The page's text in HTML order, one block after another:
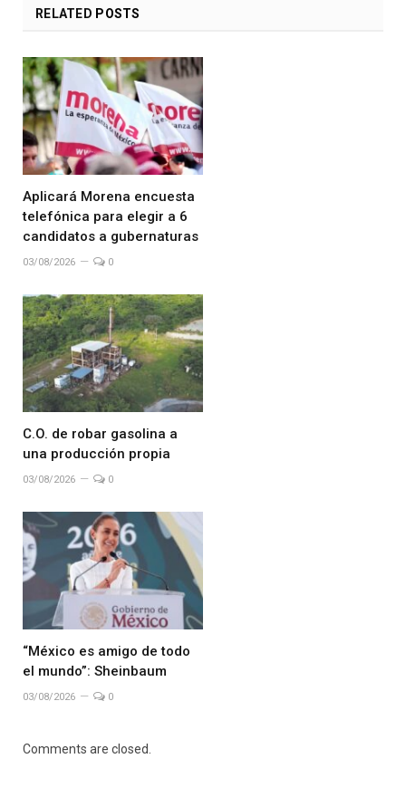
RELATED POSTS
Aplicará Morena encuesta
telefónica para elegir a 6
candidatos a gubernaturas
03/08/2026 0
C.O. de robar gasolina a
una producción propia
03/08/2026 0
“México es amigo de todo
el mundo”: Sheinbaum
03/08/2026 0
Comments are closed.